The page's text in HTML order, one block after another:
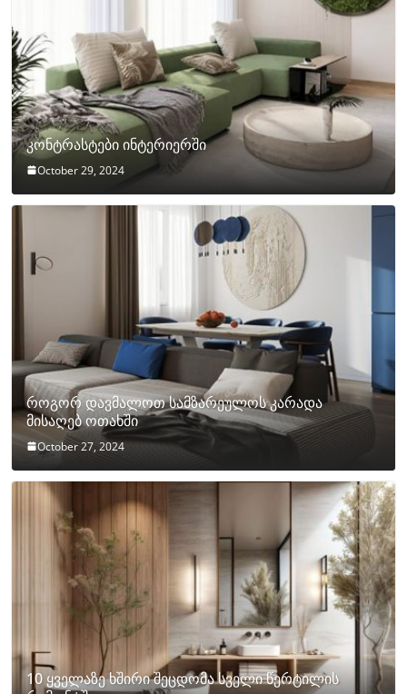
კონტრასტები ინტერიერში
October 29, 2024
როგორ დავმალოთ სამზარეულოს კარადა
მისაღებ ოთახში
October 27, 2024
10 ყველაზე ხშირი შეცდომა სველი წერტილის